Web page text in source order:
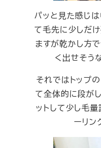
パッと見た感じ
て毛先に少しだ
ますが乾かし方
く出せそう
それではトップ
て全体的に段が
ットして少し毛
ーリン